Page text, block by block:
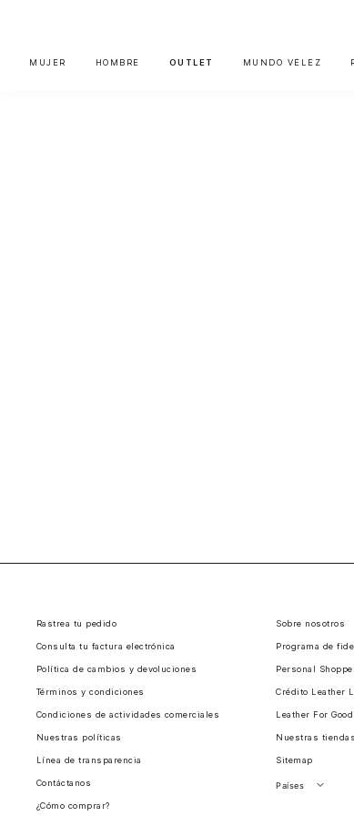
MUJER HOMBRE OUTLET MUNDO VÉLEZ
Rastrea tu pedido
Consulta tu factura electrónica
Política de cambios y devoluciones
Términos y condiciones
Condiciones de actividades comerciales
Nuestras políticas
Línea de transparencia
Contáctanos
¿Cómo comprar?
Sobre nosotros
Programa de
Personal
Crédito Leather
Leather For Good
Nuestras tiendas
Sitemap
Países